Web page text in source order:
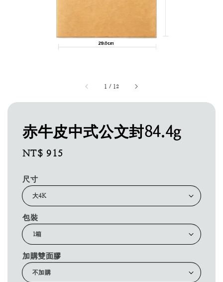
1 / 12
赤牛皮中式公文封84.4g
Regular
NT$ 915
尺寸
包裝
加購雙面膠